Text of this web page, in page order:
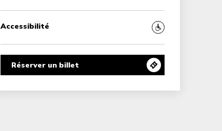
Accessibilité
Réserver un billet